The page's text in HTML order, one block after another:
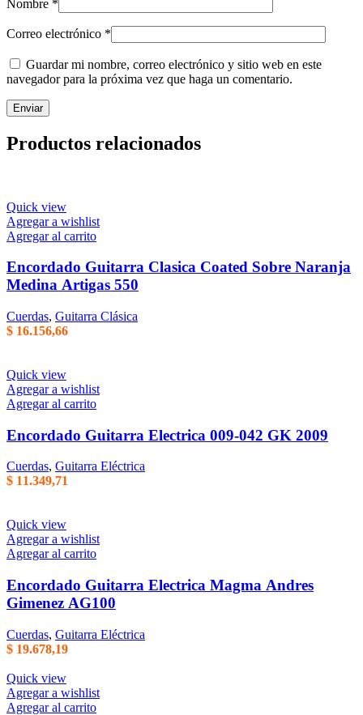
Nombre *
Correo electrónico *
Guardar mi nombre, correo electrónico y sitio web en este
navegador para la próxima vez que haga un comentario.
Productos relacionados
Quick view
Agregar a wishlist
Agregar al carrito
Encordado Guitarra Clasica Coated Sobre Naranja
Medina Artigas 550
Cuerdas, Guitarra Clásica
$ 16.156,66
Quick view
Agregar a wishlist
Agregar al carrito
Encordado Guitarra Electrica 009-042 GK 2009
Cuerdas, Guitarra Eléctrica
$ 11.349,71
Quick view
Agregar a wishlist
Agregar al carrito
Encordado Guitarra Electrica Magma Andres
Gimenez AG100
Cuerdas, Guitarra Eléctrica
$ 19.678,19
Quick view
Agregar a wishlist
Agregar al carrito